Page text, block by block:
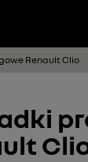
Renault Clio